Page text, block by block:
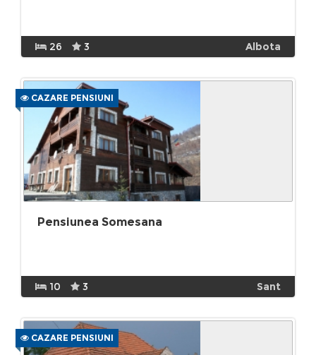
26 3 Albota
CAZARE PENSIUNI
Pensiunea Somesana
10 3 Sant
CAZARE PENSIUNI